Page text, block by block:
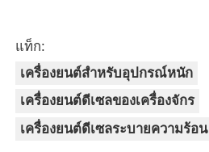
แท็ก:
เครื่องยนต์สำหรับอุปกรณ์หนัก
เครื่องยนต์ดีเซลของเครื่องจักร
เครื่องยนต์ดีเซลระบายความร้อน